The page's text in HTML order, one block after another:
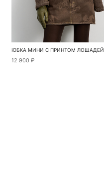
ЮБКА МИНИ С ПРИНТОМ ЛОШАДЕЙ
12 900 ₽